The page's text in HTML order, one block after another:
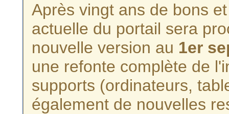
Après vingt ans de bons
actuelle du portail sera
nouvelle version au 1er
une refonte complète de
supports (ordinateurs,
également de nouvelles